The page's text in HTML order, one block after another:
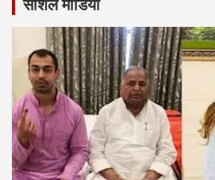
सोशल मीडिया